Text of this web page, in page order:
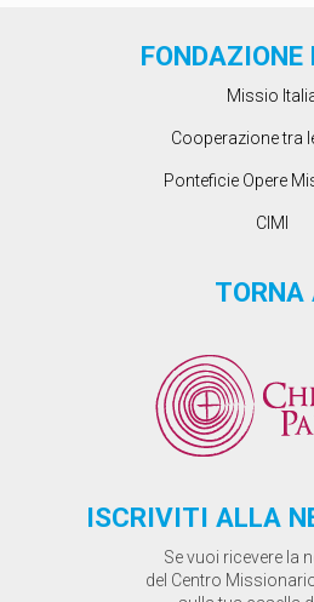
Missio
Cooperazione tra
Ponteficie Opere
CIMI
TORNA
ISCRIVITI ALLA
Se vuoi ricevere la
del Centro